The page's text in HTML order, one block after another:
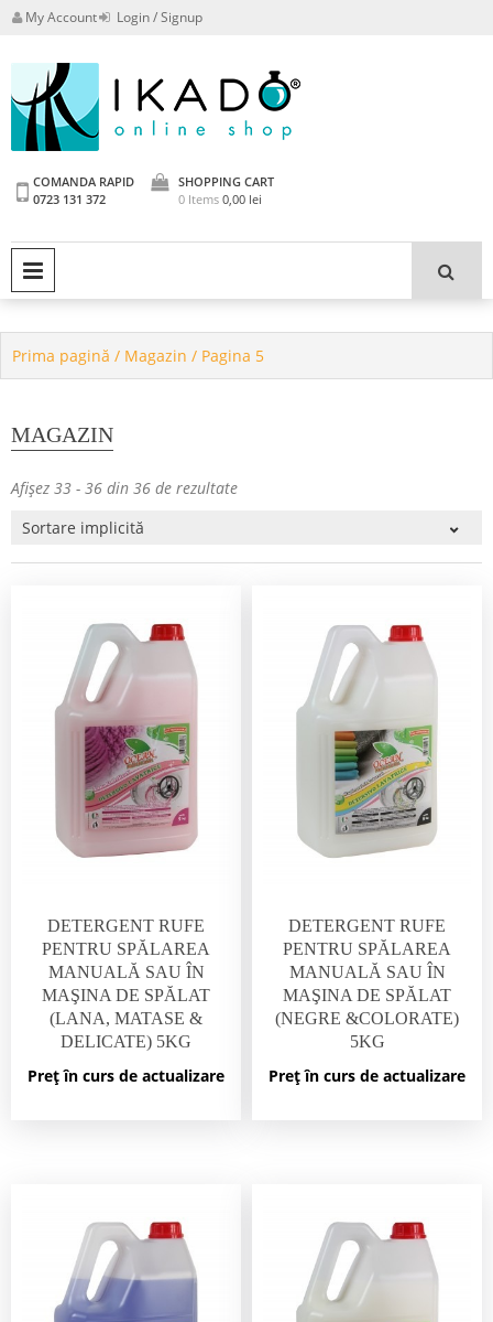
Skip
content
My Account Login / Signup
COMANDA RAPID
0723 131 372
SHOPPING CART
0 Items 0,00 lei
Prima pagină / Magazin / Pagina 5
MAGAZIN
Afișez 33 - 36 din 36 de rezultate
DETERGENT RUFE
PENTRU SPĂLAREA
MANUALĂ SAU ÎN
MAŞINA DE SPĂLAT
(LANA, MATASE &
DELICATE) 5KG
Preț în curs de actualizare
DETERGENT RUFE
PENTRU SPĂLAREA
MANUALĂ SAU ÎN
MAŞINA DE SPĂLAT
(NEGRE &COLORATE)
5KG
Preț în curs de actualizare